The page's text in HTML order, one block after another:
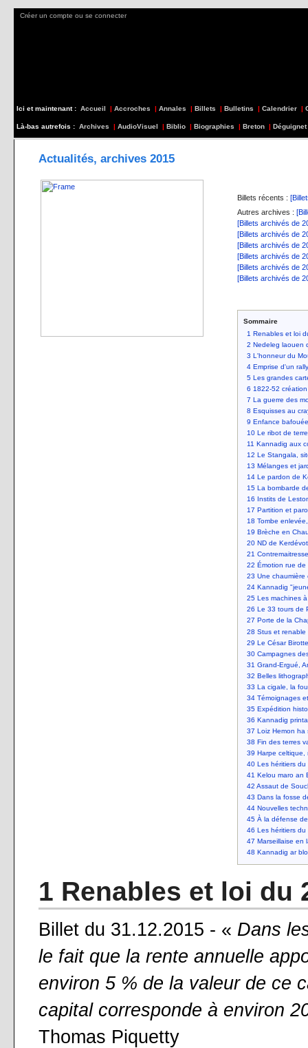
Créer un compte ou se connecter
Ici et maintenant : Accueil | Accroches | Annales | Billets | Bulletins | Calendrier |
Là-bas autrefois : Archives | AudioVisuel | Biblio | Biographies | Breton | Déguignet
Actualités, archives 2015
Billets récents :
Autres archives :
[Billets archivés de
[Billets archivés de
[Billets archivés de
[Billets archivés de
[Billets archivés de
[Billets archivés de
Sommaire
1 Renables et loi
2 Nedeleg laouen
3 L'honneur du
4 Emprise d'un
5 Les grandes
6 1822-52
7 La guerre des
8 Esquisses au
9 Enfance
10 Le ribot de
11 Kannadig aux
12 Le Stangala,
13 Mélanges et
14 Le pardon de
15 La bombarde
16 Instits de
17 Partition et
18 Tombe
19 Brèche en
20 ND de
21
22 Émotion rue de
23 Une chaumière
24 Kannadig
25 Les machines
26 Le 33 tours de
27 Porte de la
28 Stus et renable
29 Le César
30 Campagnes
31 Grand-Ergué,
32 Belles
33 La cigale, la
34 Témoignages
35 Expédition
36 Kannadig
37 Loiz Hemon ha
38 Fin des terres
39 Harpe celtique,
40 Les héritiers
41 Kelou maro an
42 Assaut de
43 Dans la fosse
44 Nouvelles
45 À la défense
46 Les héritiers du
47 Marseillaise en
48 Kannadig ar
1 Renables et loi du
Billet du 31.12.2015 - « Dans
le fait que la rente annuelle
environ 5 % de la valeur de ce
capital corresponde à environ
Thomas Piquetty